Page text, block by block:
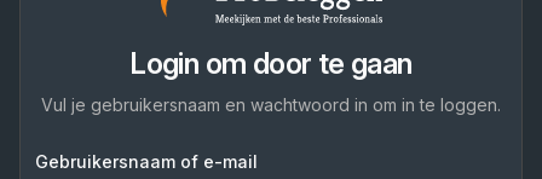
Login om door te gaan
Vul je gebruikersnaam en wachtwoord in om in te loggen.
Gebruikersnaam of e-mail